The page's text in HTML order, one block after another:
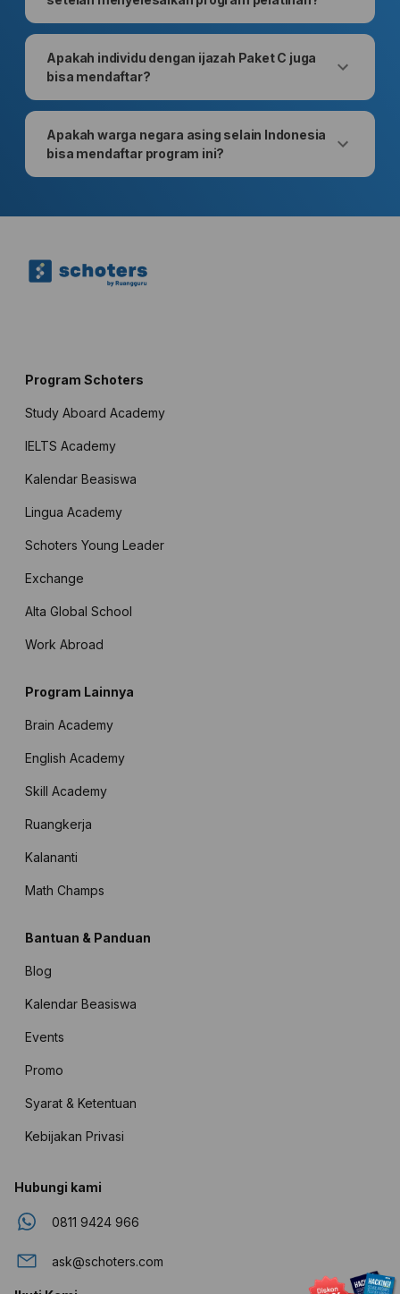
Apakah individu dengan ijazah Paket C juga
bisa mendaftar?
Apakah warga negara asing selain Indonesia
bisa mendaftar program ini?
Program Schoters
Study Aboard Academy
IELTS Academy
Kalendar Beasiswa
Lingua Academy
Schoters Young Leader
Exchange
Alta Global School
Work Abroad
Program Lainnya
Brain Academy
English Academy
Skill Academy
Ruangkerja
Kalananti
Math Champs
Bantuan & Panduan
Blog
Kalendar Beasiswa
Events
Promo
Syarat & Ketentuan
Kebijakan Privasi
Hubungi kami
0811 9424 966
ask@schoters.com